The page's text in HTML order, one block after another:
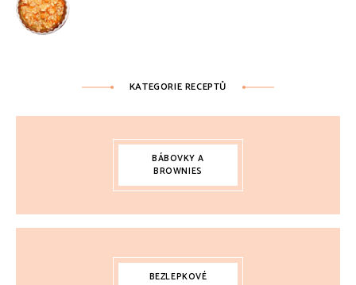
KATEGORIE RECEPTŮ
BÁBOVKY A
BROWNIES
BEZLEPKOVÉ